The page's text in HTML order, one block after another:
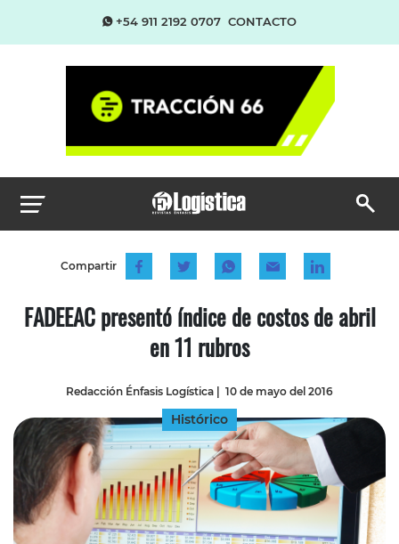
+54 911 2192 0707 CONTACTO
Compartir
FADEEAC presentó índice de costos de abril
en 11 rubros
Redacción Énfasis Logística | 10 de mayo del 2016
Histórico